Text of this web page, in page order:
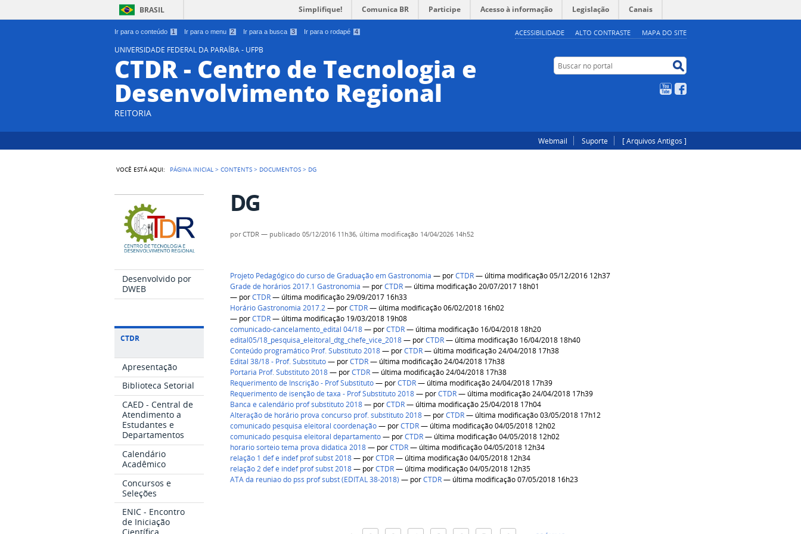
Ir para o conteúdo 1 Ir para o menu 2 Ir para a busca 3 Ir para o rodapé 4 ACESSIBILIDADE ALTO CONTRASTE MAPA DO SITE
BRASIL Simplifique! Comunica BR Participe Acesso à informação Legislação Canais
UNIVERSIDADE FEDERAL DA PARAÍBA - UFPB
CTDR - Centro de Tecnologia e
Desenvolvimento Regional
REITORIA
Buscar no portal
YouTube
Webmail Suporte [ Arquivos Antigos ]
VOCÊ ESTÁ AQUI: PÁGINA INICIAL >CONTENTS > DOCUMENTOS > DG
Desenvolvido por
DWEB
CTDR
Apresentação
Biblioteca Setorial
CAED - Central de
Atendimento a
Estudantes e
Departamentos
Calendário
Acadêmico
Concursos e
Seleções
ENIC - Encontro
de Iniciação
DG
porCTDR — publicado 05/12/2016 11h36, última modificação 14/04/2026 14h52
Projeto Pedagógico do curso de Graduação em Gastronomia — porCTDR— última modificação 05/12/2016 12h37
Grade de horários 2017.1 Gastronomia — porCTDR— última modificação 20/07/2017 18h01
— porCTDR— última modificação 29/09/2017 16h33
Horário Gastronomia 2017.2— porCTDR— última modificação 06/02/2018 16h02
— porCTDR— última modificação 19/03/2018 19h08
comunicado-cancelamento_edital 04/18— porCTDR— última modificação 16/04/2018 18h20
edital05/18_pesquisa_eleitoral_dtg_chefe_vice_2018— porCTDR— última modificação 16/04/2018 18h40
Conteúdo programático Prof. Substituto 2018— porCTDR— última modificação 24/04/2018 17h38
Edital 38/18 - Prof. Substituto— porCTDR— última modificação 24/04/2018 17h38
Portaria Prof. Substituto 2018— porCTDR— última modificação 24/04/2018 17h38
Requerimento de Inscrição - Prof Substituto— porCTDR— última modificação 24/04/2018 17h39
Requerimento de isenção de taxa - Prof Substituto 2018— porCTDR— última modificação 24/04/2018 17h39
Banca e calendário prof substituto 2018— porCTDR— última modificação 25/04/2018 17h04
Alteração de horário prova concurso prof. substituto 2018— porCTDR— última modificação 03/05/2018 17h12
comunicado pesquisa eleitoral coordenação— porCTDR— última modificação 04/05/2018 12h02
comunicado pesquisa eleitoral departamento— porCTDR— última modificação 04/05/2018 12h02
horario sorteio tema prova didatica 2018— porCTDR— última modificação 04/05/2018 12h34
relação 1 def e indef prof subst 2018— porCTDR— última modificação 04/05/2018 12h34
relação 2 def e indef prof subst 2018— porCTDR— última modificação 04/05/2018 12h35
ATA da reuniao do pss prof subst (EDITAL 38-2018) — porCTDR— última modificação 07/05/2018 16h23